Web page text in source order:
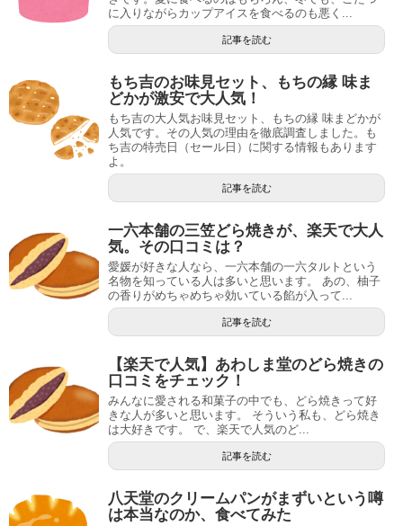
に入りながらカップアイスを食べるのも悪く...
記事を読む
もち吉のお味見セット、もちの縁 味ま
どかが激安で大人気！
もち吉の大人気お味見セット、もちの縁 味まどかが
人気です。その人気の理由を徹底調査しました。も
ち吉の特売日（セール日）に関する情報もあります
よ。
記事を読む
一六本舗の三笠どら焼きが、楽天で大人
気。その口コミは？
愛媛が好きな人なら、一六本舗の一六タルトという
名物を知っている人は多いと思います。 あの、柚子
の香りがめちゃめちゃ効いている餡が入って...
記事を読む
【楽天で人気】あわしま堂のどら焼きの
口コミをチェック！
みんなに愛される和菓子の中でも、どら焼きって好
きな人が多いと思います。 そういう私も、どら焼き
は大好きです。 で、楽天で人気のど...
記事を読む
八天堂のクリームパンがまずいという噂
は本当なのか、食べてみた